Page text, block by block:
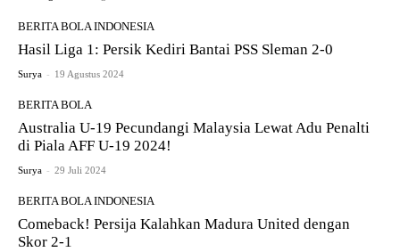
BERITA BOLA INDONESIA
Hasil Liga 1: Persik Kediri Bantai PSS Sleman 2-0
Surya - 19 Agustus 2024
BERITA BOLA
Australia U-19 Pecundangi Malaysia Lewat Adu Penalti
di Piala AFF U-19 2024!
Surya - 29 Juli 2024
BERITA BOLA INDONESIA
Comeback! Persija Kalahkan Madura United dengan
Skor 2-1